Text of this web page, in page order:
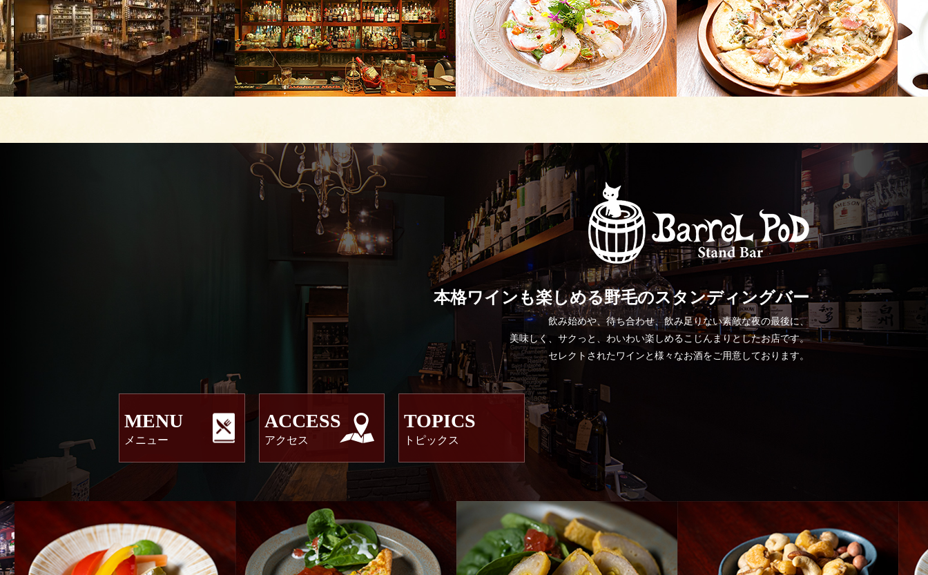
本格ワインも楽しめる野毛のスタンディングバー
飲み始めや、待ち合わせ、飲み足りない素敵な夜の最後に、
美味しく、サクっと、わいわい楽しめるこじんまりとしたお店です。
セレクトされたワインと様々なお酒をご用意しております。
MENU
メニュー
ACCESS
アクセス
TOPICS
トピックス